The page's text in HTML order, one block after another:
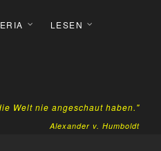
LESEN
Welt nie angeschaut haben."
Alexander v. Humboldt